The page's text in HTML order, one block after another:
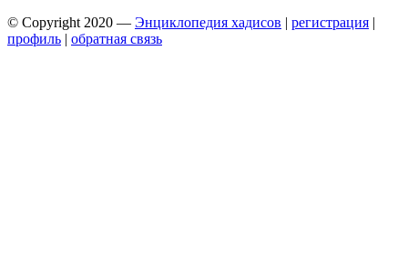
© Copyright 2020 — Энциклопедия хадисов | регистрация |
профиль | обратная связь